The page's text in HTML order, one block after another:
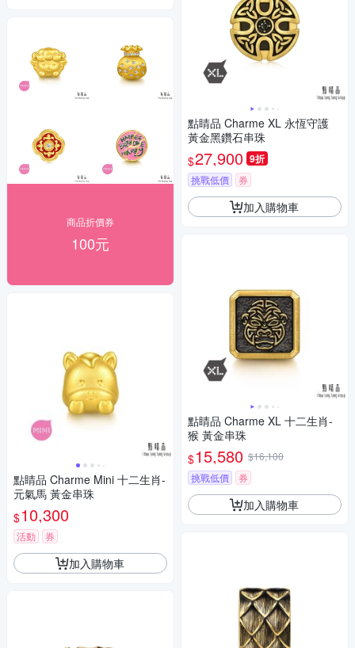
商品折價券
100元
點睛品 Charme Mini 十二生肖-
元氣馬 黃金串珠
$10,300
活動 券
加入購物車
點睛品 Charme XL 永恆守護
黃金黑鑽石串珠
$27,900 9折
挑戰低價 券
加入購物車
點睛品 Charme XL 十二生肖-
猴 黃金串珠
$15,580 $16,100
挑戰低價
券
加入購物車